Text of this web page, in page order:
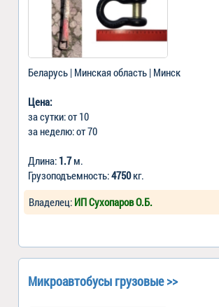
Беларусь | Минская область | Минск
Цена:
за сутки: от 10
за неделю: от 70
Длина: 1.7м.
Грузоподъемность:4750кг.
Владелец: ИП Сухопаров О.Б.
Микроавтобусы грузовые >>